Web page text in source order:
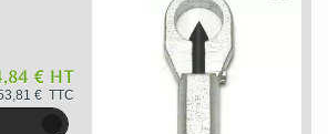
€ HT
€ TTC